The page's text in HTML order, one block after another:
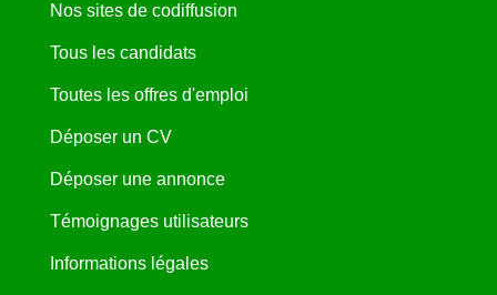
Nos sites de codiffusion
Tous les candidats
Toutes les offres d'emploi
Déposer un CV
Déposer une annonce
Témoignages utilisateurs
Informations légales